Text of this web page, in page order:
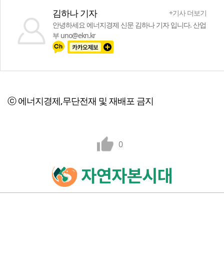
김하나 기자
+기사 더보기
안녕하세요 에너지경제 신문 김하나 기자 입니다. 산업
부 uno@ekn.kr
ⓒ 에너지경제,무단전재 및 재배포 금지
0